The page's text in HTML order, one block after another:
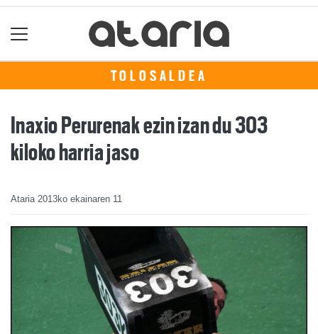
TOLOSALDEA
Inaxio Perurenak ezin izan du 303
kiloko harria jaso
Ataria 2013ko ekainaren 11